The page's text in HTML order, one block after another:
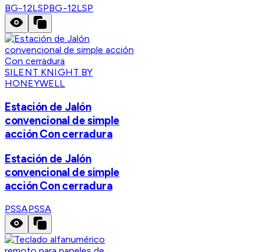
BG-12LSPBG-12LSP
SILENT KNIGHT BY
HONEYWELL
Estación de Jalón
convencional de simple
acción Con cerradura
Estación de Jalón
convencional de simple
acción Con cerradura
PSSAPSSA